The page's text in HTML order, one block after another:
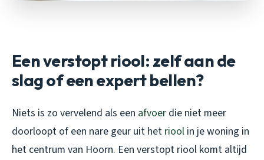
Een verstopt riool: zelf aan de
slag of een expert bellen?
Niets is zo vervelend als een afvoer die niet meer
doorloopt of een nare geur uit het riool in je woning in
het centrum van Hoorn. Een verstopt riool komt altijd